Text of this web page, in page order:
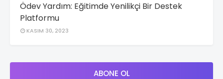
Ödev Yardım: Eğitimde Yenilikçi Bir Destek
Platformu
KASIM 30, 2023
ABONE OL